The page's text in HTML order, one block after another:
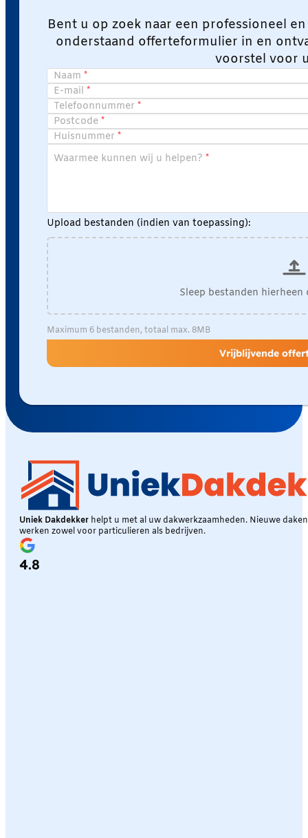
Bent u op zoek naar een professioneel
onderstaand offerteformulier in en
voorstel voor
Naam
E-mail
Telefoonnummer
Postcode
Huisnummer
Waarmee kunnen wij u helpen?
Upload bestanden (indien van toepassing):
Sleep bestanden
Maximum 6 bestanden, totaal max. 8MB
Vrijblijvende
Uniek Dakdekker helpt u met al uw dakwerkzaamheden. Nieuwe
werken zowel voor particulieren als bedrijven.
4.8